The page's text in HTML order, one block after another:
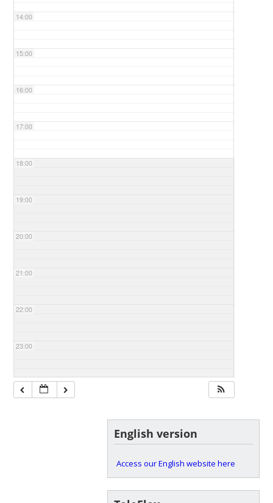
14:00
15:00
16:00
17:00
18:00
19:00
20:00
21:00
22:00
23:00
English version
Access our English website here